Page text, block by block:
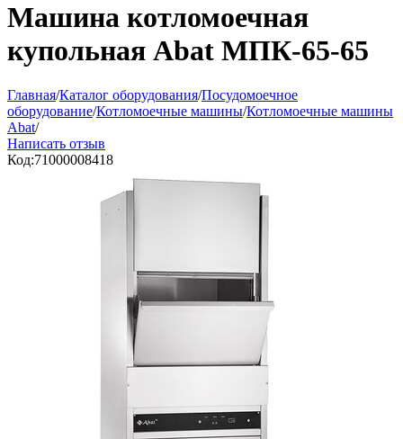
Машина котломоечная
купольная Abat МПК-65-65
Главная/Каталог оборудования/Посудомоечное
оборудование/Котломоечные машины/Котломоечные машины
Abat/
Написать отзыв
Код:71000008418